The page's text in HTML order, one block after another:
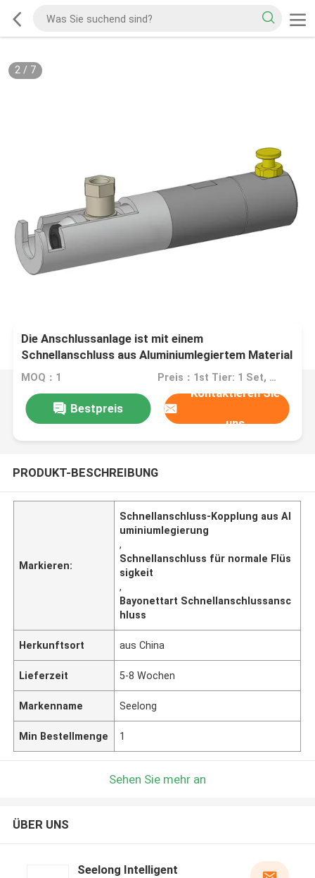
2/ 7
Die Anschlussanlage ist mit einem
Schnellanschluss aus Aluminiumlegiertem Material
der Bajonettart der Serie TF550 zu verbinden.
MOQ：1 Preis：1st Tier: 1 Set, Unit Price USD 3.00 2nd Tier: 2-5 Sets, Unit Price USD 2.00 3rd Tier: Over 5 Sets, Unit Price USD 1.00
Bestpreis
Kontaktieren Sie
uns
PRODUKT-BESCHREIBUNG
Markieren:
Schnellanschluss-Kopplung aus Al
uminiumlegierung
,
Schnellanschluss für normale Flüs
sigkeit
,
Bayonettart Schnellanschlussansc
hluss
Herkunftsort aus China
Lieferzeit 5-8 Wochen
Markenname Seelong
Min Bestellmenge 1
Sehen Sie mehr an
ÜBER UNS
Seelong Intelligent